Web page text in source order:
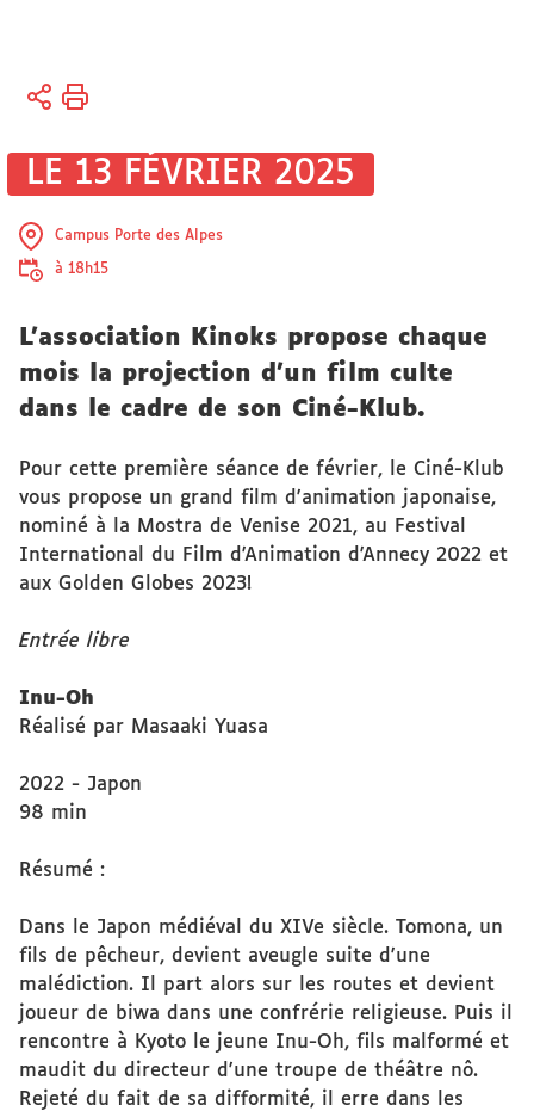
Vous
Accueil
Vie
LE 13 FÉVRIER 2025
Campus Porte des Alpes
à 18h15
L'association Kinoks propose chaque
mois la projection d'un film culte
dans le cadre de son Ciné-Klub.
Pour cette première séance de février, le Ciné-Klub
vous propose un grand film d'animation japonaise,
nominé à la Mostra de Venise 2021, au Festival
International du Film d'Animation d'Annecy 2022 et
aux Golden Globes 2023!
Entrée libre
Inu-Oh
Réalisé par Masaaki Yuasa
2022 - Japon
98 min
Résumé :
Dans le Japon médiéval du XIVe siècle. Tomona, un
fils de pêcheur, devient aveugle suite d'une
malédiction. Il part alors sur les routes et devient
joueur de biwa dans une confrérie religieuse. Puis il
rencontre à Kyoto le jeune Inu-Oh, fils malformé et
maudit du directeur d'une troupe de théâtre nô.
Rejeté du fait de sa difformité, il erre dans les